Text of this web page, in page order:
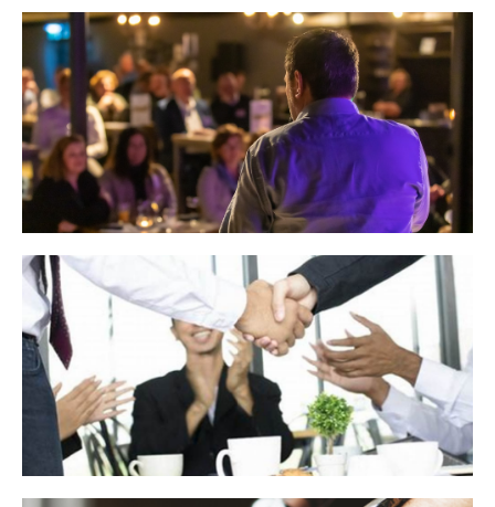
Member